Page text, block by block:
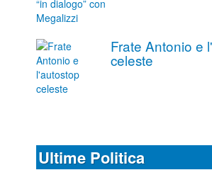
Frate Antonio e
celeste
Ultime Politica